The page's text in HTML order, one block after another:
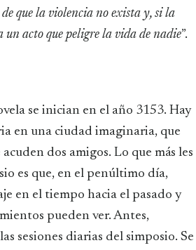
que la violencia no exista y, si la
un acto que peligre la vida de nadie”.
se inician en el año 3153. Hay
en una ciudad imaginaria, que
dos amigos. Lo que más les
es que, en el penúltimo día,
en el tiempo hacia el pasado y
pueden ver. Antes,
sesiones diarias del simposio. Se